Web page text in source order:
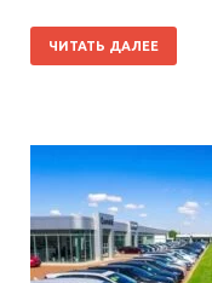
ЧИТАТЬ ДАЛЕЕ